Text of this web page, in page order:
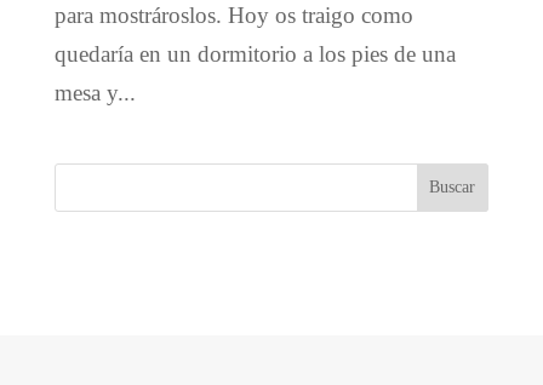
para mostrároslos. Hoy os traigo como
quedaría en un dormitorio a los pies de una
mesa y...